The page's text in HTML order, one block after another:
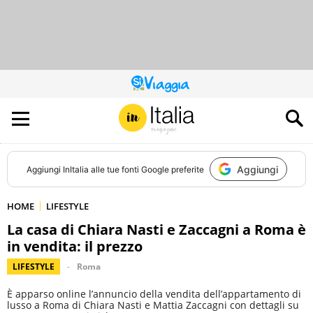
QUESTO
SITO
CONTRIBUISCE
ALL’AUDIENCE
DI
Aggiungi InItalia alle tue fonti Google preferite Aggiungi
HOME LIFESTYLE
La casa di Chiara Nasti e Zaccagni a Roma è
in vendita: il prezzo
LIFESTYLE Roma
È apparso online l’annuncio della vendita dell’appartamento di
lusso a Roma di Chiara Nasti e Mattia Zaccagni con dettagli su